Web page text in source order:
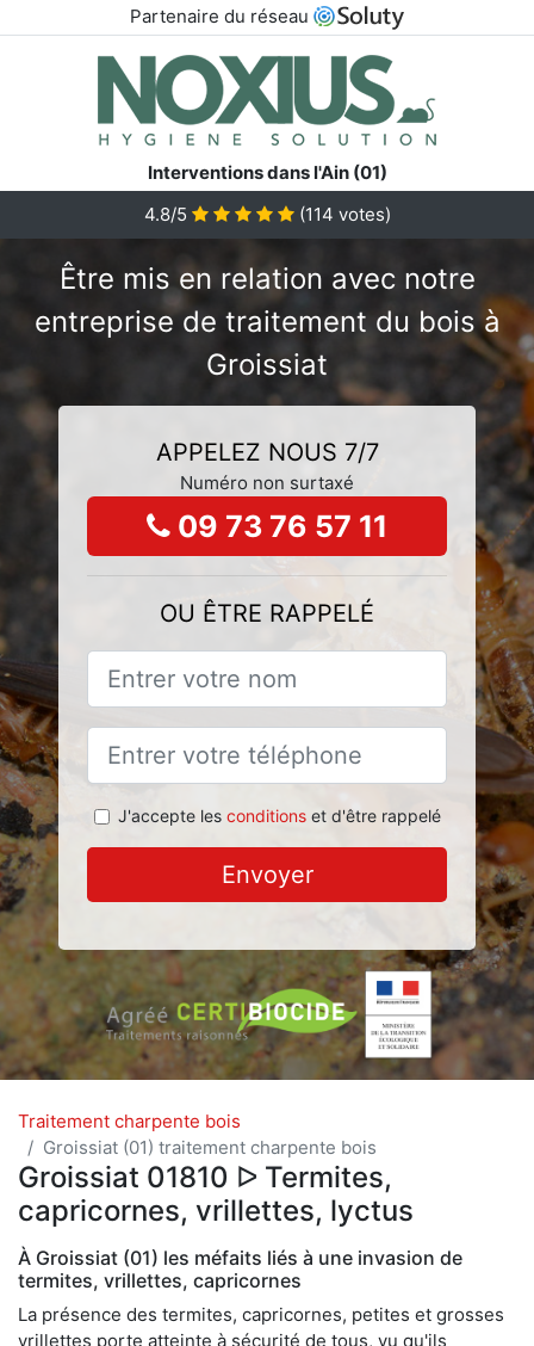
Partenaire du réseau
Interventions dans l'Ain (01)
4.8/5
(114 votes)
Être mis en relation avec notre
entreprise de traitement du bois à
Groissiat
APPELEZ NOUS 7/7
Numéro non surtaxé
09 73 76 57 11
OU ÊTRE RAPPELÉ
J'accepte les conditionset d'être rappelé
Envoyer
Traitement charpente bois
Groissiat (01) traitement charpente bois
Groissiat 01810 ᐅ Termites,
capricornes, vrillettes, lyctus
À Groissiat (01) les méfaits liés à une invasion de
termites, vrillettes, capricornes
La présence des termites, capricornes, petites et grosses
vrillettes porte atteinte à sécurité de tous, vu qu'ils